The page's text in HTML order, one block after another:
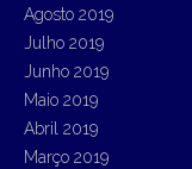
Agosto 2019
Julho 2019
Junho 2019
Maio 2019
Abril 2019
Março 2019